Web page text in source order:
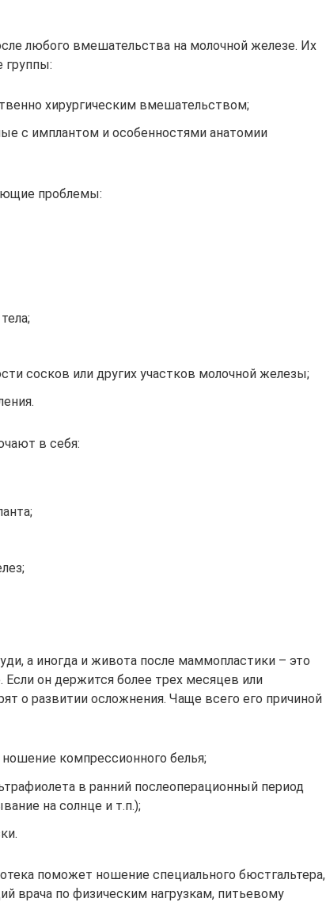
любого вмешательства на молочной железе. Их
группы:
хирургическим вмешательством;
с имплантом и особенностями анатомии
проблемы:
сосков или других участков молочной железы;
в себя:
а иногда и живота после маммопластики – это
он держится более трех месяцев или
о развитии осложнения. Чаще всего его причиной
компрессионного белья;
в ранний послеоперационный период
на солнце и т.п.);
поможет ношение специального бюстгальтера,
врача по физическим нагрузкам, питьевому